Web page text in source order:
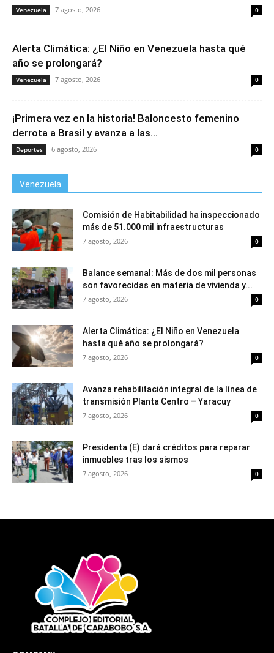
Venezuela 7 agosto, 2026 0
Alerta Climática: ¿El Niño en Venezuela hasta qué
año se prolongará?
Venezuela 7 agosto, 2026 0
¡Primera vez en la historia! Baloncesto femenino
derrota a Brasil y avanza a las...
Deportes 6 agosto, 2026 0
Venezuela
Comisión de Habitabilidad ha inspeccionado
más de 51.000 mil infraestructuras
7 agosto, 2026 0
Balance semanal: Más de dos mil personas
son favorecidas en materia de vivienda y...
7 agosto, 2026 0
Alerta Climática: ¿El Niño en Venezuela
hasta qué año se prolongará?
7 agosto, 2026 0
Avanza rehabilitación integral de la línea de
transmisión Planta Centro – Yaracuy
7 agosto, 2026 0
Presidenta (E) dará créditos para reparar
inmuebles tras los sismos
7 agosto, 2026 0